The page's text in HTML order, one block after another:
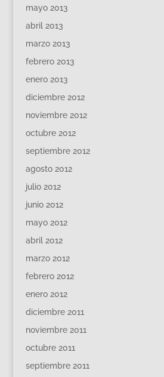
mayo 2013
abril 2013
marzo 2013
febrero 2013
enero 2013
diciembre 2012
noviembre 2012
octubre 2012
septiembre 2012
agosto 2012
julio 2012
junio 2012
mayo 2012
abril 2012
marzo 2012
febrero 2012
enero 2012
diciembre 2011
noviembre 2011
octubre 2011
septiembre 2011